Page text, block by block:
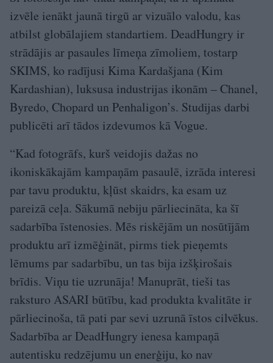
izvēle ienākt jaunā tirgū ar vizuālo valodu, kas
atbilst globālajiem standartiem. DeadHungry ir
strādājis ar pasaules līmeņa zīmoliem, tostarp
SKIMS, ko radījusi Kima Kardašjana (Kim
Kardashian), luksusa industrijas ikonām – Chanel,
Byredo, Chopard un Penhaligon’s. Studijas darbi
publicēti arī tādos izdevumos kā Vogue.
“Kad fotogrāfs, kurš veidojis dažas no
ikoniskākajām kampaņām pasaulē, izrāda interesi
par tavu produktu, kļūst skaidrs, ka esam uz
pareizā ceļa. Sākumā nebiju pārliecināta, ka šī
sadarbība īstenosies. Mēs riskējām un nosūtījām
produktu arī izmēģināt, pirms tiek pieņemts
lēmums par sadarbību, un tas bija izšķirošais
brīdis. Viņu tie uzrunāja! Manuprāt, tieši tas
raksturo ASARI būtību, kad produkta kvalitāte ir
pārliecinoša, tā pati par sevi uzrunā īstos cilvēkus.
Sadarbība ar DeadHungry ienesa kampaņā
autentisku redzējumu un enerģiju, ko nav